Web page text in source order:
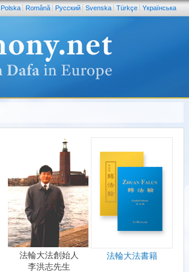
Polska Română Pусский Svenska Türkçe Yкраїнська
法輪大法創始人
李洪志先生
法輪大法書籍